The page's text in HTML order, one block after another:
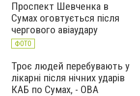
Проспект Шевченка в
Сумах оговтується після
чергового авіаудару
ФОТО
Троє людей перебувають у
лікарні після нічних ударів
КАБ по Сумах, - ОВА